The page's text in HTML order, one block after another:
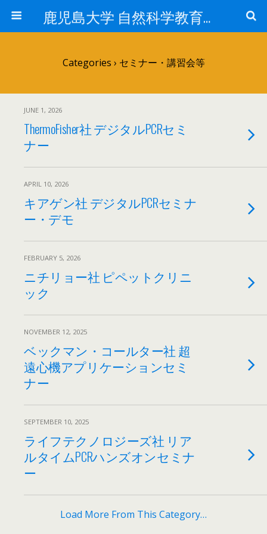
鹿児島大学 自然科学教育研究支援センター 遺伝子実験施設
Categories › セミナー・講習会等
JUNE 1, 2026
ThermoFisher社 デジタルPCRセミ
ナー
APRIL 10, 2026
キアゲン社 デジタルPCRセミナ
ー・デモ
FEBRUARY 5, 2026
ニチリョー社 ピペットクリニ
ック
NOVEMBER 12, 2025
ベックマン・コールター社 超
遠心機アプリケーションセミ
ナー
SEPTEMBER 10, 2025
ライフテクノロジーズ社 リア
ルタイムPCRハンズオンセミナ
ー
Load More From This Category…